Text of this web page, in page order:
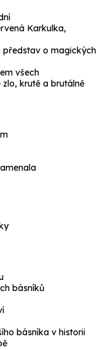
Karkulka,
představ o magických
všech
krutě a brutálně
básníků
básníka v historii